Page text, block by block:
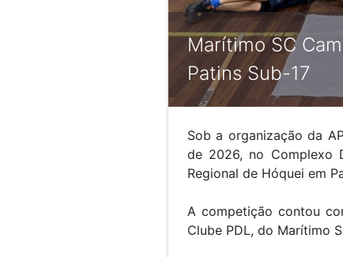
Marítimo SC
Patins Sub-17
Sob a organização da
de 2026, no Complexo
Regional de Hóquei em
A competição contou
Clube PDL, do Marítimo